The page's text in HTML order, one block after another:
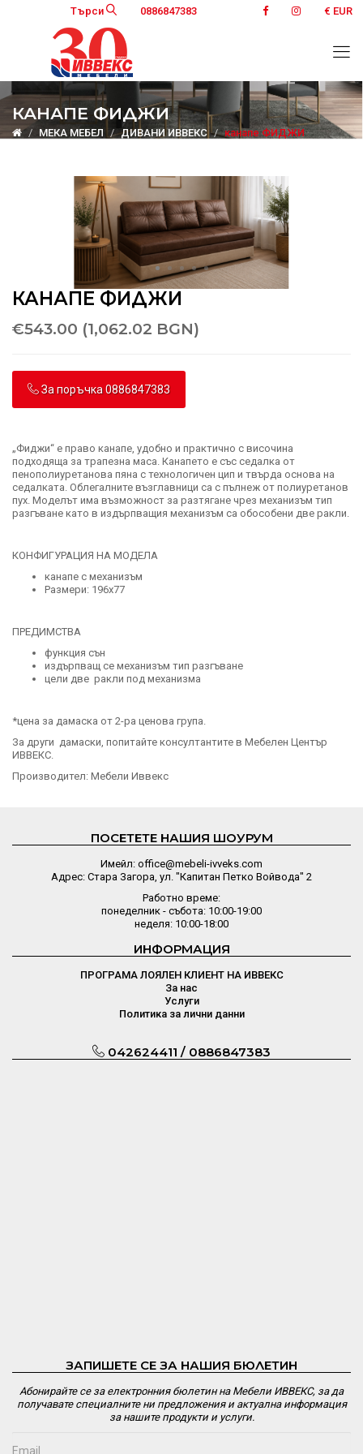
Търси 0886847383 € EUR
КАНАПЕ ФИДЖИ
МЕКА МЕБЕЛ ДИВАНИ ИВВЕКС канапе ФИДЖИ
КАНАПЕ ФИДЖИ
€543.00 (1,062.02 BGN)
За поръчка 0886847383
„Фиджи“ е право канапе, удобно и практично с височина
подходяща за трапезна маса. Канапето е със седалка от
пенополиуретанова пяна с технологичен цип и твърда основа на
седалката. Облегалните възглавници са с пълнеж от полиуретанов
пух. Моделът има възможност за разтягане чрез механизъм тип
разгъване като в издърпващия механизъм са обособени две ракли.
КОНФИГУРАЦИЯ НА МОДЕЛА
канапе с механизъм
Размери: 196x77
ПРЕДИМСТВА
функция сън
издърпващ се механизъм тип разгъване
цели две ракли под механизма
*цена за дамаска от 2-ра ценова група.
За други дамаски, попитайте консултантите в Мебелен Център
ИВВЕКС.
Производител: Мебели Иввекс
ПОСЕТЕТЕ НАШИЯ ШОУРУМ
Имейл: office@mebeli-ivveks.com
Адрес: Стара Загора, ул. "Капитан Петко Войвода" 2
Работно време:
понеделник - събота: 10:00-19:00
неделя: 10:00-18:00
ИНФОРМАЦИЯ
ПРОГРАМА ЛОЯЛЕН КЛИЕНТ НА ИВВЕКС
За нас
Услуги
Политика за лични данни
042624411 / 0886847383
ЗАПИШЕТЕ СЕ ЗА НАШИЯ БЮЛЕТИН
Абонирайте се за електронния бюлетин на Мебели ИВВЕКС, за да
получавате специалните ни предложения и актуална информация
за нашите продукти и услуги.